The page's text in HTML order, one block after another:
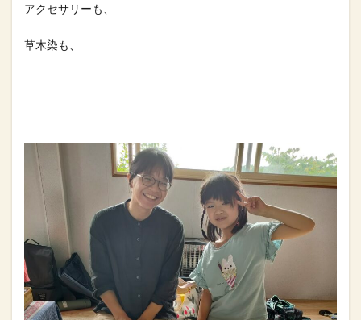
アクセサリーも、⁡
草木染も、⁡